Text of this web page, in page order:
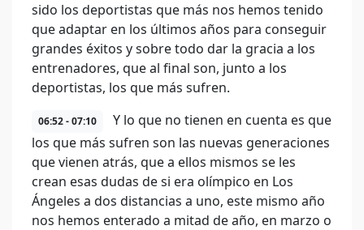
sido los deportistas que más nos hemos tenido
que adaptar en los últimos años para conseguir
grandes éxitos y sobre todo dar la gracia a los
entrenadores, que al final son, junto a los
deportistas, los que más sufren.
06:52 - 07:10
Y lo que no tienen en cuenta es que
los que más sufren son las nuevas generaciones
que vienen atrás, que a ellos mismos se les
crean esas dudas de si era olímpico en Los
Ángeles a dos distancias a uno, este mismo año
nos hemos enterado a mitad de año, en marzo o